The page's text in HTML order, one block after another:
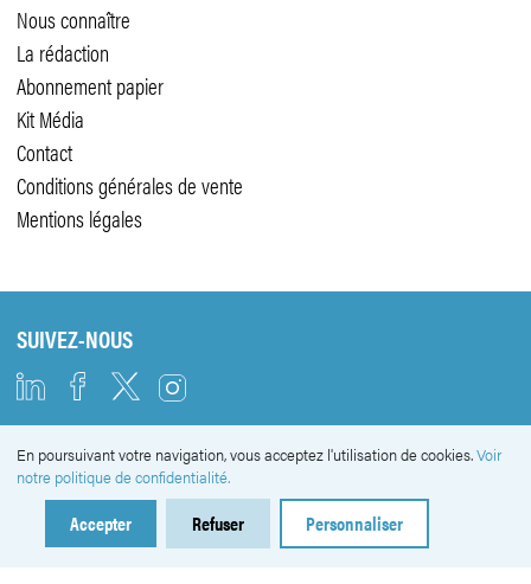
Nous connaître
La rédaction
Abonnement papier
Kit Média
Contact
Conditions générales de vente
Mentions légales
SUIVEZ-NOUS
NEWSLETTER
En poursuivant votre navigation, vous acceptez l'utilisation de cookies.Voir
notre politique de confidentialité.
Accepter Refuser Personnaliser